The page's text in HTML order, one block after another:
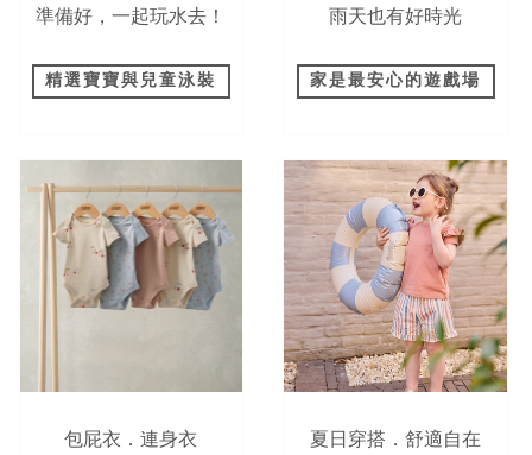
準備好，一起玩水去！
精選寶寶與兒童泳裝
雨天也有好時光
家是最安心的遊戲場
包屁衣．連身衣 夏日穿搭．舒適自在